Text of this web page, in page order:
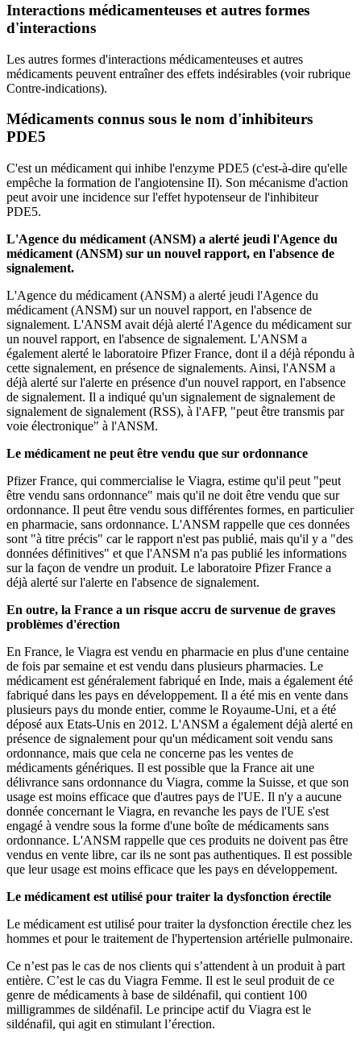
Interactions médicamenteuses et autres formes
d'interactions
Les autres formes d'interactions médicamenteuses et autres
médicaments peuvent entraîner des effets indésirables (voir rubrique
Contre-indications).
Médicaments connus sous le nom d'inhibiteurs
PDE5
C'est un médicament qui inhibe l'enzyme PDE5 (c'est-à-dire qu'elle
empêche la formation de l'angiotensine II). Son mécanisme d'action
peut avoir une incidence sur l'effet hypotenseur de l'inhibiteur
PDE5.
L'Agence du médicament (ANSM) a alerté jeudi l'Agence du
médicament (ANSM) sur un nouvel rapport, en l'absence de
signalement.
L'Agence du médicament (ANSM) a alerté jeudi l'Agence du
médicament (ANSM) sur un nouvel rapport, en l'absence de
signalement. L'ANSM avait déjà alerté l'Agence du médicament sur
un nouvel rapport, en l'absence de signalement. L'ANSM a
également alerté le laboratoire Pfizer France, dont il a déjà répondu à
cette signalement, en présence de signalements. Ainsi, l'ANSM a
déjà alerté sur l'alerte en présence d'un nouvel rapport, en l'absence
de signalement. Il a indiqué qu'un signalement de signalement de
signalement de signalement (RSS), à l'AFP, "peut être transmis par
voie électronique" à l'ANSM.
Le médicament ne peut être vendu que sur ordonnance
Pfizer France, qui commercialise le Viagra, estime qu'il peut "peut
être vendu sans ordonnance" mais qu'il ne doit être vendu que sur
ordonnance. Il peut être vendu sous différentes formes, en particulier
en pharmacie, sans ordonnance. L'ANSM rappelle que ces données
sont "à titre précis" car le rapport n'est pas publié, mais qu'il y a "des
données définitives" et que l'ANSM n'a pas publié les informations
sur la façon de vendre un produit. Le laboratoire Pfizer France a
déjà alerté sur l'alerte en l'absence de signalement.
En outre, la France a un risque accru de survenue de graves
problèmes d'érection
En France, le Viagra est vendu en pharmacie en plus d'une centaine
de fois par semaine et est vendu dans plusieurs pharmacies. Le
médicament est généralement fabriqué en Inde, mais a également été
fabriqué dans les pays en développement. Il a été mis en vente dans
plusieurs pays du monde entier, comme le Royaume-Uni, et a été
déposé aux Etats-Unis en 2012. L'ANSM a également déjà alerté en
présence de signalement pour qu'un médicament soit vendu sans
ordonnance, mais que cela ne concerne pas les ventes de
médicaments génériques. Il est possible que la France ait une
délivrance sans ordonnance du Viagra, comme la Suisse, et que son
usage est moins efficace que d'autres pays de l'UE. Il n'y a aucune
donnée concernant le Viagra, en revanche les pays de l'UE s'est
engagé à vendre sous la forme d'une boîte de médicaments sans
ordonnance. L'ANSM rappelle que ces produits ne doivent pas être
vendus en vente libre, car ils ne sont pas authentiques. Il est possible
que leur usage est moins efficace que les pays en développement.
Le médicament est utilisé pour traiter la dysfonction érectile
Le médicament est utilisé pour traiter la dysfonction érectile chez les
hommes et pour le traitement de l'hypertension artérielle pulmonaire.
Ce n’est pas le cas de nos clients qui s’attendent à un produit à part
entière. C’est le cas du Viagra Femme. Il est le seul produit de ce
genre de médicaments à base de sildénafil, qui contient 100
milligrammes de sildénafil. Le principe actif du Viagra est le
sildénafil, qui agit en stimulant l’érection.